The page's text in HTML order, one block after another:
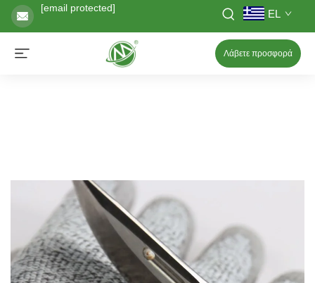
[email protected] EL
Λάβετε προσφορά